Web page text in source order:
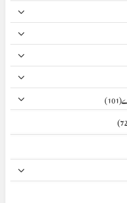
(101)